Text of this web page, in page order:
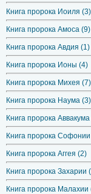
Книга пророка Иоиля (3)
Книга пророка Амоса (9)
Книга пророка Авдия (1)
Книга пророка Ионы (4)
Книга пророка Михея (7)
Книга пророка Наума (3)
Книга пророка
Книга пророка
Книга пророка Аггея (2)
Книга пророка Захарии
Книга пророка Малахии